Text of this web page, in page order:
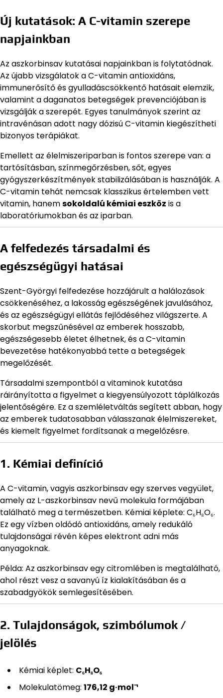
Új kutatások: A C-vitamin szerepe
napjainkban
Az aszkorbinsav kutatásai napjainkban is folytatódnak.
Az újabb vizsgálatok a C-vitamin antioxidáns,
immunerősítő és gyulladáscsökkentő hatásait elemzik,
valamint a daganatos betegségek prevenciójában is
vizsgálják a szerepét. Egyes tanulmányok szerint az
intravénásan adott nagy dózisú C-vitamin kiegészítheti
bizonyos terápiákat.
Emellett az élelmiszeriparban is fontos szerepe van: a
tartósításban, színmegőrzésben, sőt, egyes
gyógyszerkészítmények stabilizálásában is használják. A
C-vitamin tehát nemcsak klasszikus értelemben vett
vitamin, hanemsokoldalú kémiai eszköz is a
laboratóriumokban és az iparban.
A felfedezés társadalmi és
egészségügyi hatásai
Szent-Györgyi felfedezése hozzájárult a halálozások
csökkenéséhez, a lakosság egészségének javulásához,
és az egészségügyi ellátás fejlődéséhez világszerte. A
skorbut megszűnésével az emberek hosszabb,
egészségesebb életet élhetnek, és a C-vitamin
bevezetése hatékonyabbá tette a betegségek
megelőzését.
Társadalmi szempontból a vitaminok kutatása
ráirányította a figyelmet a kiegyensúlyozott táplálkozás
jelentőségére. Ez a szemléletváltás segített abban, hogy
az emberek tudatosabban válasszanak élelmiszereket,
és kiemelt figyelmet fordítsanak a megelőzésre.
1. Kémiai definíció
A C-vitamin, vagyis aszkorbinsav egy szerves vegyület,
amely az L-aszkorbinsav nevű molekula formájában
található meg a természetben. Kémiai képlete: C₆H₈O₆.
Ez egy vízben oldódó antioxidáns, amely redukáló
tulajdonságai révén képes elektront adni más
anyagoknak.
Példa: Az aszkorbinsav egy citromlében is megtalálható,
ahol részt vesz a savanyú íz kialakításában és a
szabadgyökök semlegesítésében.
2. Tulajdonságok, szimbólumok /
jelölés
Kémiai képlet: C₆H₈O₆
Molekulatömeg: 176,12 g·mol⁻¹